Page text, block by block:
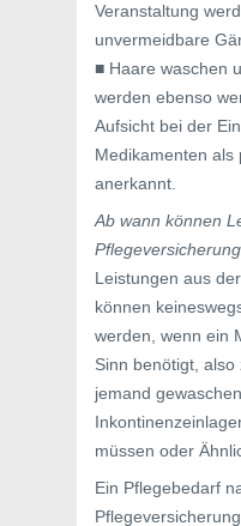
Veranstaltung
unvermeidbare
■ Haare waschen
werden ebenso
Aufsicht bei der
Medikamenten als
anerkannt.
Ab wann können
Leistungen aus
können
werden, wenn ein
Sinn benötigt, also
jemand
müssen oder
Ein Pflegebedarf